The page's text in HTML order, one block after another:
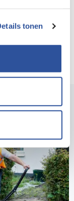
tonen